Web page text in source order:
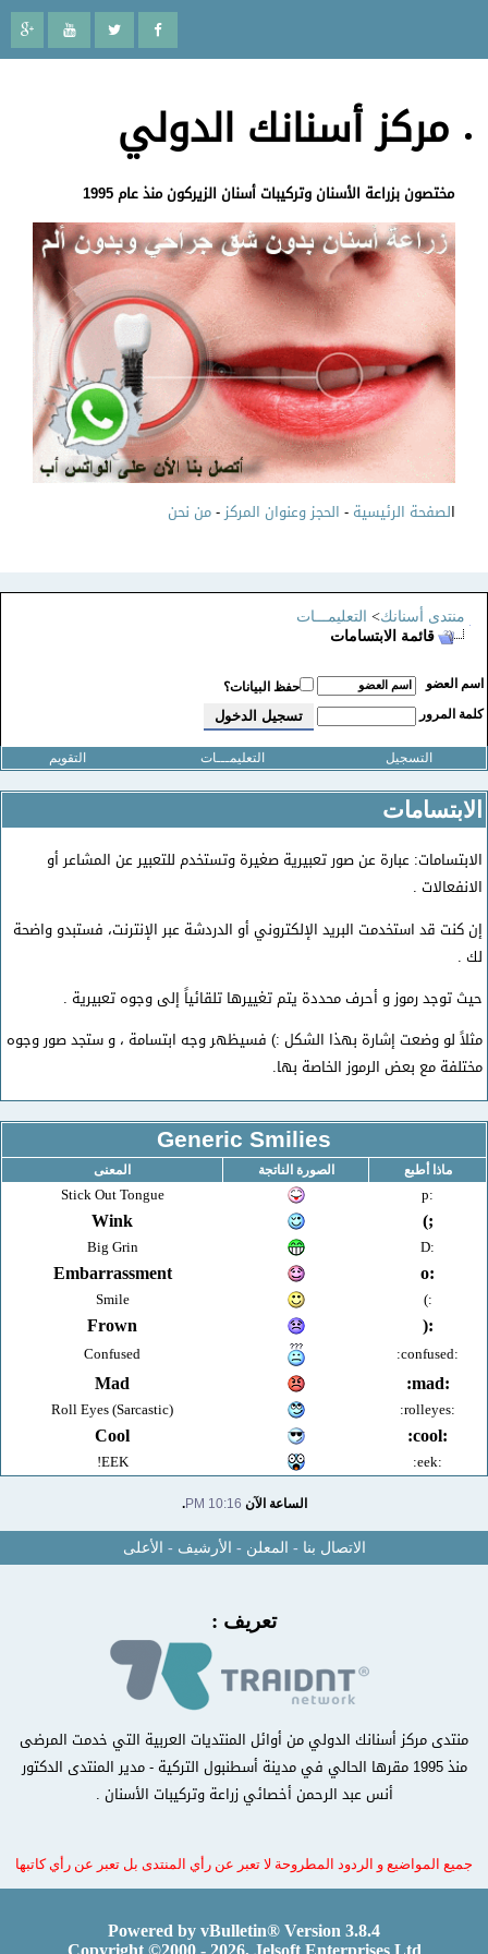
مركز أسنانك الدولي
مختصون بزراعة الأسنان وتركيبات أسنان الزيركون منذ عام 1995
لصفحة الرئيسية-الحجز وعنوان المركز-من نحن
منتدى أسنانك>التعليمـــات
قائمة الابتسامات
اسم العضو
حفظ البيانات؟
كلمة المرور
التسجيل التعليمـــات التقويم
الابتسامات
الابتسامات: عبارة عن صور تعبيرية صغيرة وتستخدم للتعبير عن المشاعر أو
الانفعالات .
إن كنت قد استخدمت البريد الإلكتروني أو الدردشة عبر الإنترنت، فستبدو واضحة
لك .
حيث توجد رموز و أحرف محددة يتم تغييرها تلقائياً إلى وجوه تعبيرية .
مثلاً لو وضعت إشارة بهذا الشكل :) فسيظهر وجه ابتسامة ، و ستجد صور وجوه
مختلفة مع بعض الرموز الخاصة بها.
Generic Smilies
ماذا أطبع الصورة الناتجة المعنى
Stick Out Tongue
;)
Wink
Big Grin
Embarrassment
:)
Smile
:(
Frown
Confused
Mad
Roll Eyes (Sarcastic)
Cool
EEK!
الساعة الآن10:16 PM
.
الاتصال بنا-المعلن-الأرشيف -الأعلى
تعريف :
منتدى مركز أسنانك الدولي من أوائل المنتديات العربية التي خدمت المرضى
منذ 1995 مقرها الحالي في مدينة أسطنبول التركية - مدير المنتدى الدكتور
أنس عبد الرحمن أخصائي زراعة وتركيبات الأسنان .
جميع المواضيع و الردود المطروحة لا تعبر عن رأي المنتدى بل تعبر عن رأي كاتبها
Powered by vBulletin® Version 3.8.4
Copyright ©2000 - 2026, Jelsoft Enterprises Ltd